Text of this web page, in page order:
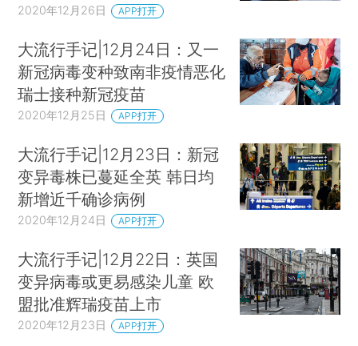
2020年12月26日 APP打开
大流行手记|12月24日：又一
新冠病毒变种致南非疫情恶化
瑞士接种新冠疫苗
2020年12月25日 APP打开
大流行手记|12月23日：新冠
变异毒株已蔓延全英 韩日均
新增近千确诊病例
2020年12月24日 APP打开
大流行手记|12月22日：英国
变异病毒或更易感染儿童 欧
盟批准辉瑞疫苗上市
2020年12月23日 APP打开